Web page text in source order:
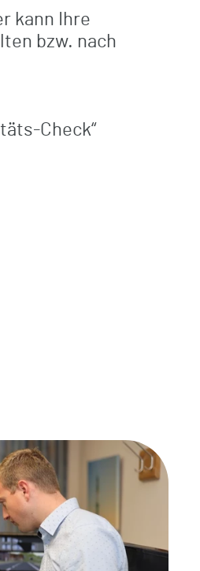
für
kann Ihre
bzw. nach
Check“